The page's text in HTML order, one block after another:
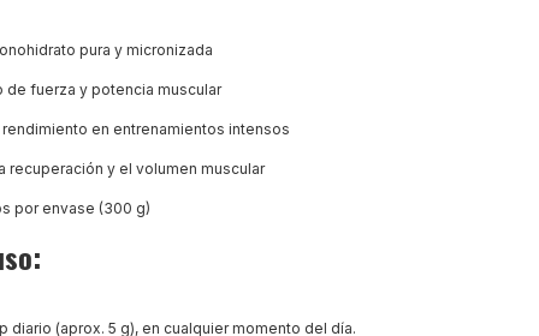
pura y micronizada
de fuerza y potencia muscular
en entrenamientos intensos
recuperación y el volumen muscular
por envase (300 g)
diario (aprox. 5 g), en cualquier momento del día.